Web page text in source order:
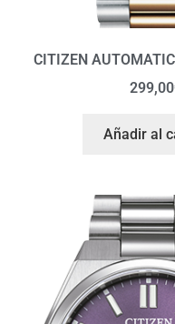
CITIZEN
299,00
Añadir al